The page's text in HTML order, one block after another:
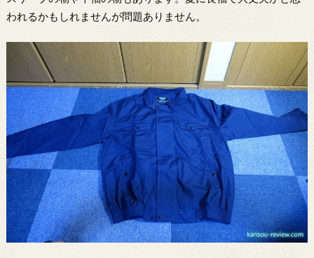
われるかもしれませんが問題ありません。